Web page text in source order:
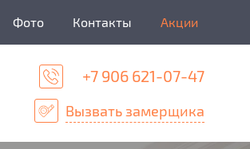
Фото Контакты Акции
+7 906 621-07-47
Вызвать замерщика